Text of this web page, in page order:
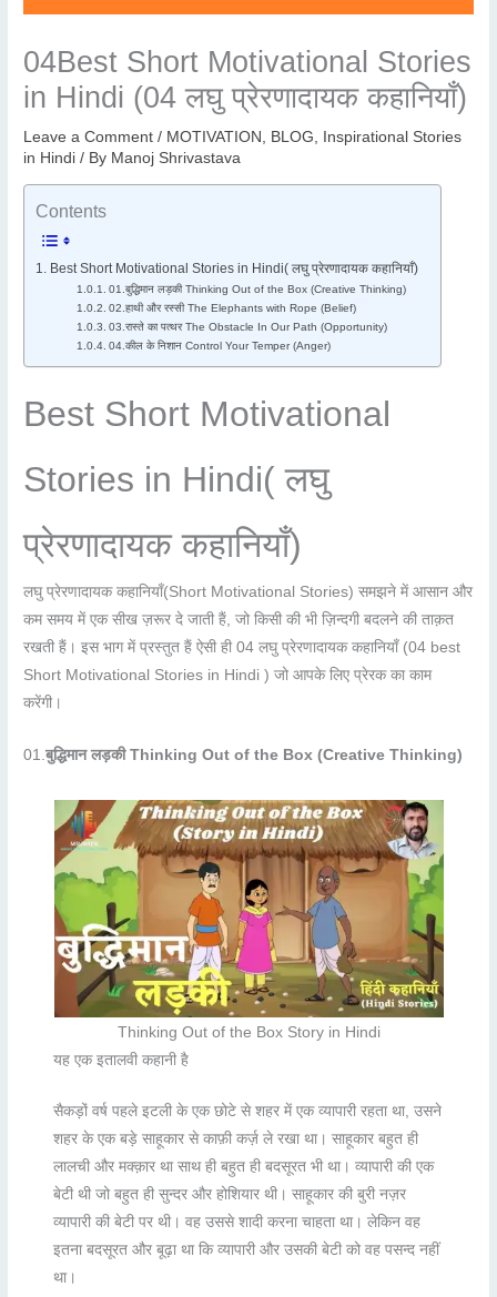
04Best Short Motivational Stories
in Hindi (04 लघु प्रेरणादायक कहानियाँ)
Leave a Comment / MOTIVATION , BLOG,
Inspirational Stories
in Hindi / By Manoj Shrivastava
Contents
Best Short Motivational Stories in Hindi( लघु प्रेरणादायक कहानियाँ)
01.बुद्धिमान लड़की Thinking Out of the Box (Creative Thinking)
02.हाथी और रस्सी The Elephants with Rope (Belief)
03.रास्ते का पत्थर The Obstacle In Our Path (Opportunity)
04.कील के निशान Control Your Temper (Anger)
Best Short Motivational
Stories in Hindi( लघु
प्रेरणादायक कहानियाँ)
लघु प्रेरणादायक कहानियाँ(Short Motivational Stories) समझने में आसान और
कम समय में एक सीख ज़रूर दे जाती हैं, जो किसी की भी ज़िन्दगी बदलने की ताक़त
रखती हैं। इस भाग में प्रस्तुत हैं ऐसी ही 04 लघु प्रेरणादायक कहानियाँ (04 best
Short Motivational Stories in Hindi ) जो आपके लिए प्रेरक का काम
करेंगी।
01.बुद्धिमान लड़की Thinking Out of the Box (Creative Thinking)
Thinking Out of the Box Story in Hindi
यह एक इतालवी कहानी है
सैकड़ों वर्ष पहले इटली के एक छोटे से शहर में एक व्यापारी रहता था, उसने
शहर के एक बड़े साहूकार से काफ़ी कर्ज़ ले रखा था। साहूकार बहुत ही
लालची और मक्क़ार था साथ ही बहुत ही बदसूरत भी था। व्यापारी की एक
बेटी थी जो बहुत ही सुन्दर और होशियार थी। साहूकार की बुरी नज़र
व्यापारी की बेटी पर थी। वह उससे शादी करना चाहता था। लेकिन वह
इतना बदसूरत और बूढ़ा था कि व्यापारी और उसकी बेटी को वह पसन्द नहीं
था।